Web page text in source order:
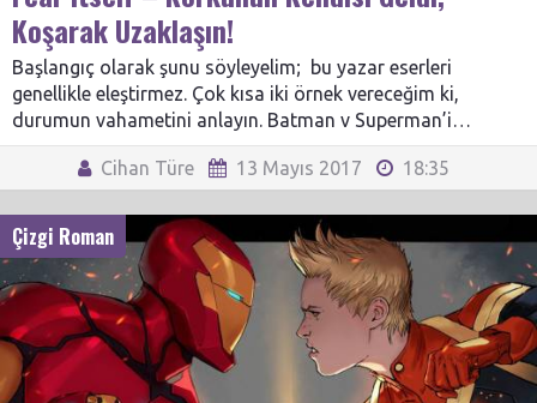
Koşarak Uzaklaşın!
Başlangıç olarak şunu söyleyelim; bu yazar eserleri
genellikle eleştirmez. Çok kısa iki örnek vereceğim ki,
durumun vahametini anlayın. Batman v Superman’i…
Cihan Türe 13 Mayıs 2017 18:35
Çizgi Roman